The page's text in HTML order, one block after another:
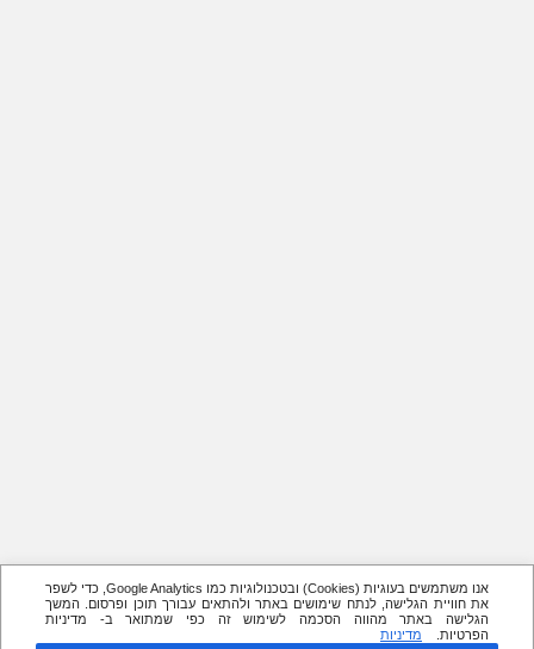
אנו משתמשים בעוגיות (Cookies) ובטכנולוגיות כמו Google Analytics, כדי לשפר
את חוויית הגלישה, לנתח שימושים באתר ולהתאים עבורך תוכן ופרסום. המשך
הגלישה באתר מהווה הסכמה לשימוש זה כפי שמתואר ב- מדיניות
הפרטיות.
מדיניות